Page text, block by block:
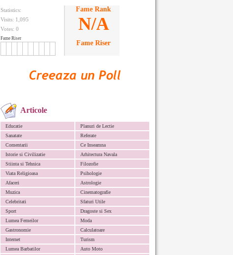
Statistics:
Visits: 1,095
Votes: 0
Fame Riser
Fame Rank
N/A
Fame Riser
Articole
Educatie
Planuri de Lectie
Sanatate
Referate
Comentarii
Ce Inseamna
Istorie si Civilizatie
Arhitectura Navala
Stiinta si Tehnica
Filozofie
Viata Religioasa
Psihologie
Afaceri
Astrologie
Muzica
Cinematografie
Celebritati
Sfaturi Utile
Sport
Dragoste si Sex
Lumea Femeilor
Moda
Gastronomie
Calculatoare
Internet
Turism
Lumea Barbatilor
Auto Moto